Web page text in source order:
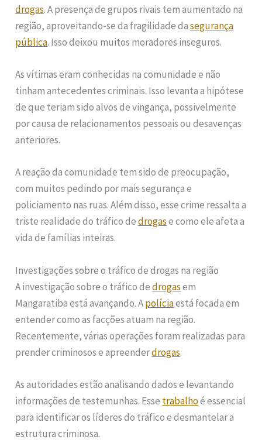
drogas. A presença de grupos rivais tem aumentado na
região, aproveitando-se da fragilidade dasegurança
pública. Isso deixou muitos moradores inseguros.
As vítimas eram conhecidas na comunidade e não
tinham antecedentes criminais. Isso levanta a hipótese
de que teriam sido alvos de vingança, possivelmente
por causa de relacionamentos pessoais ou desavenças
anteriores.
A reação da comunidade tem sido de preocupação,
com muitos pedindo por mais segurança e
policiamento nas ruas. Além disso, esse crime ressalta a
triste realidade do tráfico dedrogase como ele afeta a
vida de famílias inteiras.
Investigações sobre o tráfico de drogas na região
A investigação sobre o tráfico dedrogasem
Mangaratiba está avançando. Apolíciaestá focada em
entender como as facções atuam na região.
Recentemente, várias operações foram realizadas para
prender criminosos e apreenderdrogas.
As autoridades estão analisando dados e levantando
informações de testemunhas. Esse trabalhoé essencial
para identificar os líderes do tráfico e desmantelar a
estrutura criminosa.